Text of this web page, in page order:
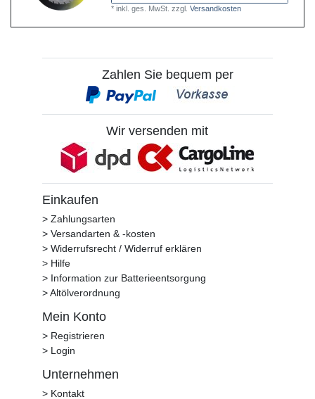
*inkl. ges. MwSt. zzgl.Versandkosten
Zahlen Sie bequem per
Wir versenden mit
Einkaufen
> Zahlungsarten
> Versandarten & -kosten
> Widerrufsrecht / Widerruf erklären
> Hilfe
> Information zur Batterieentsorgung
> Altölverordnung
Mein Konto
> Registrieren
> Login
Unternehmen
> Kontakt